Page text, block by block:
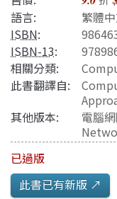
語言:
繁體
ISBN:
ISBN-13:
相關分類:
此書翻譯自:
其他版本:
電腦
已過版
此書已有新版 ↗️